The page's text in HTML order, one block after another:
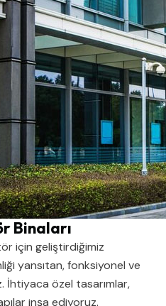
Binaları
için geliştirdiğimiz
yansıtan, fonksiyonel ve
özel tasarımlar,
inşa ediyoruz.